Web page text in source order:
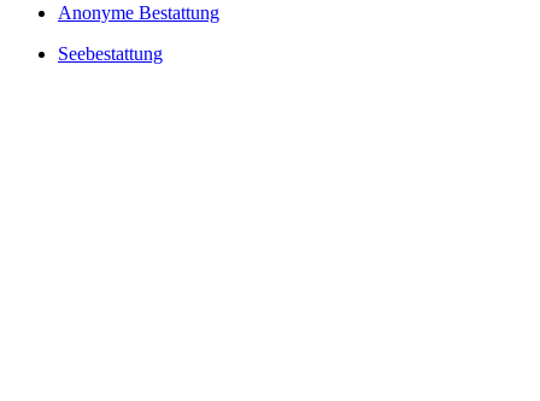
Anonyme Bestattung
Seebestattung